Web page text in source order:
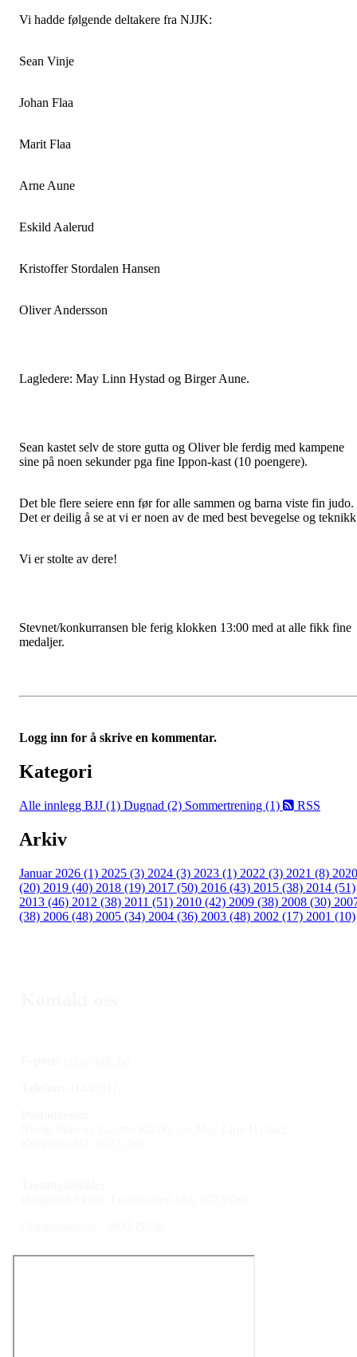
Vi hadde følgende deltakere fra NJJK:
Sean Vinje
Johan Flaa
Marit Flaa
Arne Aune
Eskild Aalerud
Kristoffer Stordalen Hansen
Oliver Andersson
Lagledere: May Linn Hystad og Birger Aune.
Sean kastet selv de store gutta og Oliver ble ferdig med kampene
sine på noen sekunder pga fine Ippon-kast (10 poengere).
Det ble flere seiere enn før for alle sammen og barna viste fin judo.
Det er deilig å se at vi er noen av de med best bevegelse og
Vi er stolte av dere!
Stevnet/konkurransen ble ferig klokken 13:00 med at alle fikk fine
medaljer.
Logg inn for å skrive en kommentar.
Kategori
Alle innlegg BJJ (1) Dugnad (2) Sommertrening (1) RSS
Arkiv
Januar 2026 (1) 2025 (3) 2024 (3) 2023 (1) 2022 (3) 2021 (8) 2020
(20) 2019 (40) 2018 (19) 2017 (50) 2016 (43) 2015 (38) 2014 (51)
2013 (46) 2012 (38) 2011 (51) 2010 (42) 2009 (38) 2008 (30)
(38) 2006 (48) 2005 (34) 2004 (36) 2003 (48) 2002 (17) 2001 (10)